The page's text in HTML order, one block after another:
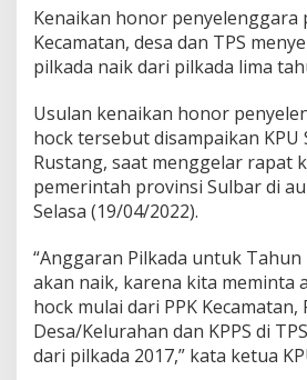
r
U
s
u
A
n
g
g
a
r
n
P
l
k
a
Kenaikan honor penyelenggara
Kecamatan, desa dan TPS
pilkada naik dari pilkada lima
Usulan kenaikan honor
hock tersebut disampaikan KPU
Rustang, saat menggelar rapat
pemerintah provinsi Sulbar di
Selasa (19/04/2022).
“Anggaran Pilkada untuk Tahun
akan naik, karena kita meminta
hock mulai dari PPK Kecamatan,
Desa/Kelurahan dan KPPS di
dari pilkada 2017,” kata ketua